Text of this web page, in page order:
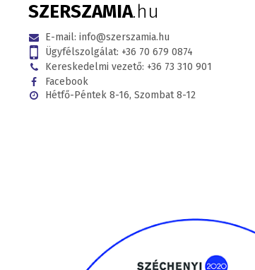
SZERSZAMIA.hu
E-mail: info@szerszamia.hu
Ügyfélszolgálat: +36 70 679 0874
Kereskedelmi vezető: +36 73 310 901
Facebook
Hétfő-Péntek 8-16, Szombat 8-12